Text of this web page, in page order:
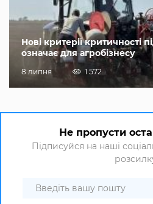
Нові критерії
означає для агробізнесу
8 липня 1 572
Не пропусти
Підписуйся на наші